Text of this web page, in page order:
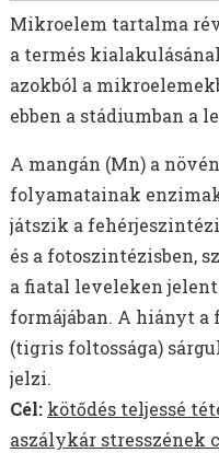
Mikroelem tartalma
a termés
azokból a
ebben a stádiumban a
A mangán (Mn) a
folyamatainak
játszik a
és a fotoszintézisben,
a fiatal leveleken
formájában. A hiányt
(tigris foltossága)
jelzi.
Cél: kötődés teljessé
aszálykár stresszének